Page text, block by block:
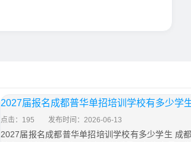
2027届报名成都普华单招培训学校有多少学
点击：195 发布时间：2026-06-13
2027届报名成都普华单招培训学校有多少学生 成